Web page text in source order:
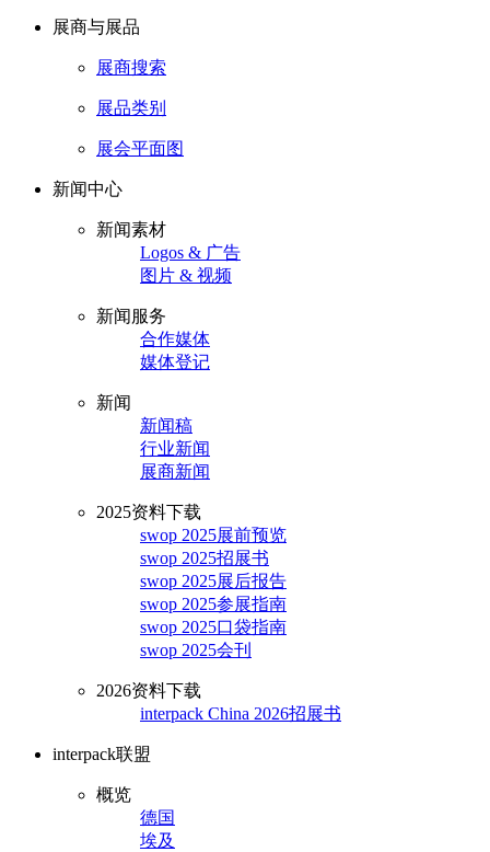
展商与展品
展商搜索
展品类别
展会平面图
新闻中心
新闻素材
Logos & 广告
图片 & 视频
新闻服务
合作媒体
媒体登记
新闻
新闻稿
行业新闻
展商新闻
2025资料下载
swop 2025展前预览
swop 2025招展书
swop 2025展后报告
swop 2025参展指南
swop 2025口袋指南
swop 2025会刊
2026资料下载
interpack China 2026招展书
interpack联盟
概览
德国
埃及